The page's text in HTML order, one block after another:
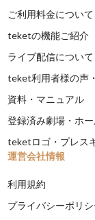
ご利用料金について
teketの機能ご紹介
ライブ配信について
teket利用者様の声
資料・マニュアル
登録済み劇場・ホ
teketロゴ・プレス
運営会社情報
利用規約
プライバシーポリシ